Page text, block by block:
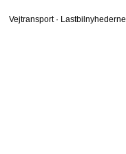
Vejtransport · Lastbilnyhederne